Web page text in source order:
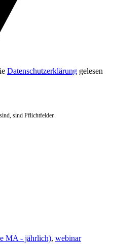
Datenschutzerklärung gelesen
sind Pflichtfelder.
MA - jährlich), webinar